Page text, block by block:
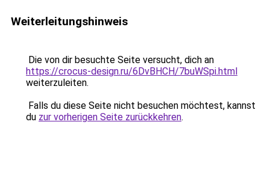
Weiterleitungshinweis
Die von dir besuchte Seite versucht, dich an
https://crocus-design.ru/6DvBHCH/7buWSpi.html
weiterzuleiten.
Falls du diese Seite nicht besuchen möchtest, kannst
du zur vorherigen Seite zurückkehren.